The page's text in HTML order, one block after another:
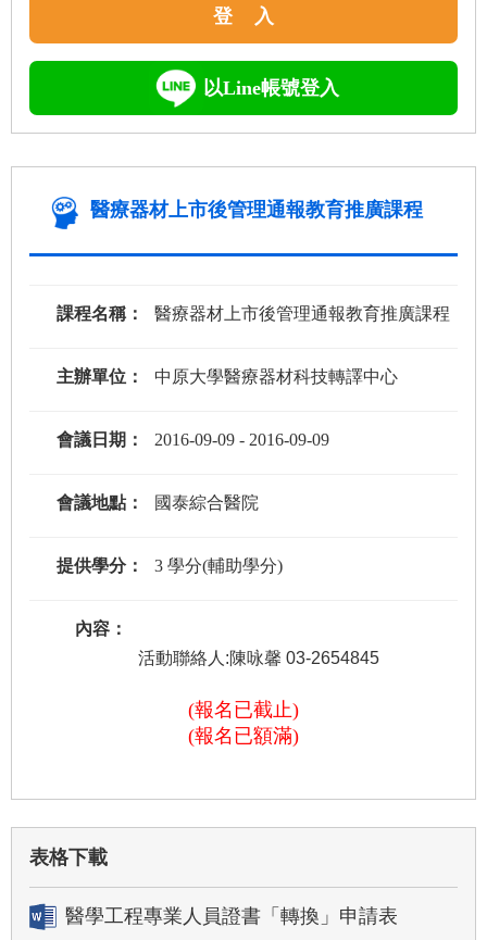
登 入
以Line帳號登入
醫療器材上市後管理通報教育推廣課程
課程名稱： 醫療器材上市後管理通報教育推廣課程
主辦單位： 中原大學醫療器材科技轉譯中心
會議日期： 2016-09-09 -2016-09-09
會議地點： 國泰綜合醫院
提供學分： 3 學分(輔助學分)
內容：
活動聯絡人:陳咏馨 03-2654845
(報名已截止)
(報名已額滿)
表格下載
醫學工程專業人員證書「轉換」申請表